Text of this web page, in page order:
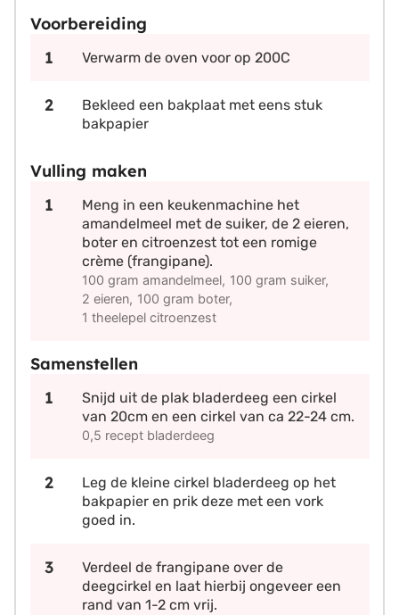
Voorbereiding
Verwarm de oven voor op 200C
Bekleed een bakplaat met eens stuk
bakpapier
Vulling maken
Meng in een keukenmachine het
amandelmeel met de suiker, de 2 eieren,
boter en citroenzest tot een romige
crème (frangipane).
100 gram amandelmeel, 100 gram suiker,
2 eieren, 100 gram boter,
1 theelepel citroenzest
Samenstellen
Snijd uit de plak bladerdeeg een cirkel
van 20cm en een cirkel van ca 22-24 cm.
0,5 recept bladerdeeg
Leg de kleine cirkel bladerdeeg op het
bakpapier en prik deze met een vork
goed in.
Verdeel de frangipane over de
deegcirkel en laat hierbij ongeveer een
rand van 1-2 cm vrij.